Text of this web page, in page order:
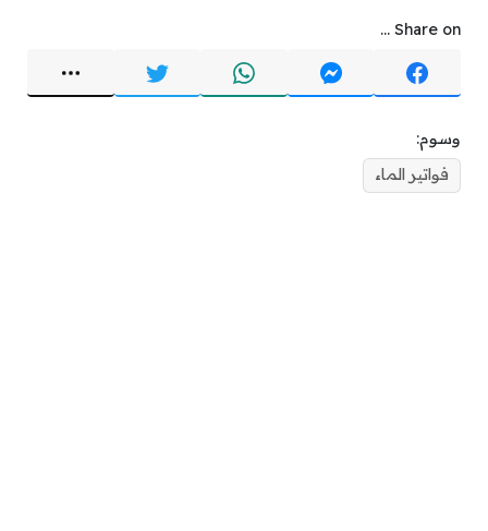
Share on ...
وسوم:
فواتير الماء